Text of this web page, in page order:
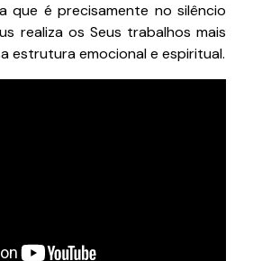
que é precisamente no silêncio
realiza os Seus trabalhos mais
estrutura emocional e espiritual.